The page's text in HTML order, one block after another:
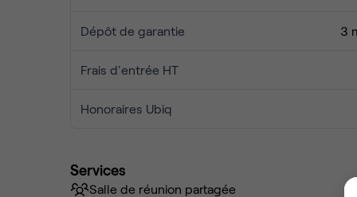
Dépôt de garantie 3
Frais d'entrée HT
Honoraires Ubiq
Services
Salle de réunion partagée